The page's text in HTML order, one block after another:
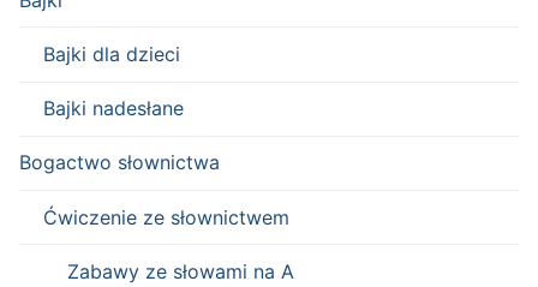
Bajki dla dzieci
Bajki nadesłane
Bogactwo słownictwa
Ćwiczenie ze słownictwem
Zabawy ze słowami na A